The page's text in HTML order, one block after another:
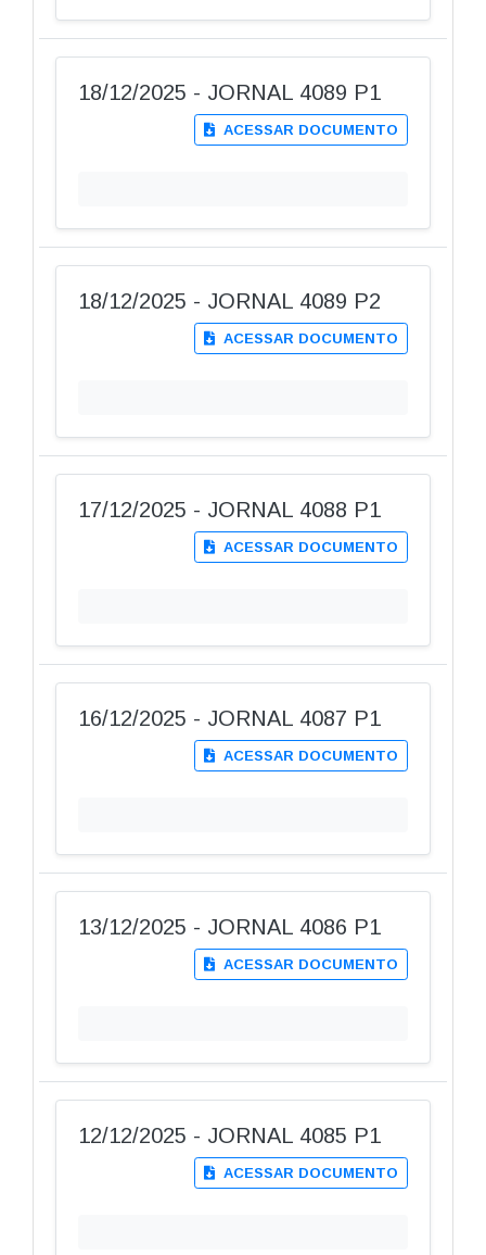
18/12/2025 - JORNAL 4089 P1
ACESSAR DOCUMENTO
18/12/2025 - JORNAL 4089 P2
ACESSAR DOCUMENTO
17/12/2025 - JORNAL 4088 P1
ACESSAR DOCUMENTO
16/12/2025 - JORNAL 4087 P1
ACESSAR DOCUMENTO
13/12/2025 - JORNAL 4086 P1
ACESSAR DOCUMENTO
12/12/2025 - JORNAL 4085 P1
ACESSAR DOCUMENTO